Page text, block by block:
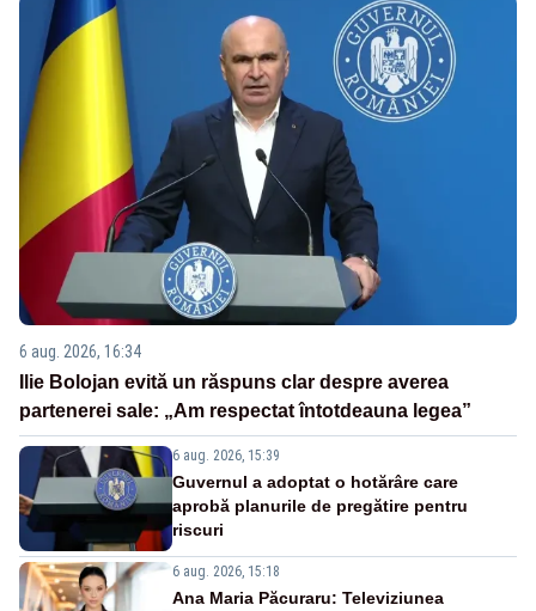
6 aug. 2026, 16:34
Ilie Bolojan evită un răspuns clar despre averea
partenerei sale: „Am respectat întotdeauna legea”
6 aug. 2026, 15:39
Guvernul a adoptat o hotărâre care
aprobă planurile de pregătire pentru
riscuri
6 aug. 2026, 15:18
Ana Maria Păcuraru: Televiziunea